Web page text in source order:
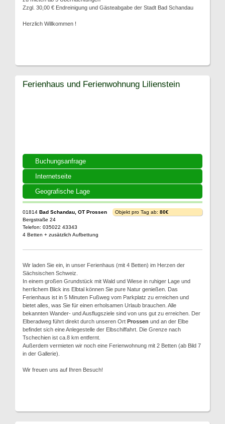
Zzgl. 30,00 € Endreinigung und Gästeabgabe der Stadt Bad Schandau
Herzlich Willkommen !
Buchungsanfrage
Internetseite
Geografische Lage
Ferienhaus und Ferienwohnung Lilienstein
01814 Bad Schandau, OT Prossen
Bergstraße 24
Telefon: 035022 43343
4 Betten + zusätzlich Aufbettung
Objekt pro Tag ab: 80€
Wir laden Sie ein, in unser Ferienhaus (mit 4 Betten) im Herzen der
Sächsischen Schweiz.
In einem großen Grundstück mit Wald und Wiese in ruhiger Lage und
herrlichem Blick ins Elbtal können Sie pure Natur genießen. Das
Ferienhaus ist in 5 Minuten Fußweg vom Parkplatz zu erreichen und
bietet alles, was Sie für einen erholsamen Urlaub brauchen. Alle
bekannten Wander- und Ausflugsziele sind von uns gut zu erreichen. Der
Elberadweg führt direkt durch unseren Ort Prossen und an der Elbe
befindet sich eine Anlegestelle der Elbschiffahrt. Die Grenze nach
Tschechien ist ca.8 km entfernt.
Außerdem vermieten wir noch eine Ferienwohnung mit 2 Betten (ab Bild 7
in der Gallerie).
Wir freuen uns auf Ihren Besuch!